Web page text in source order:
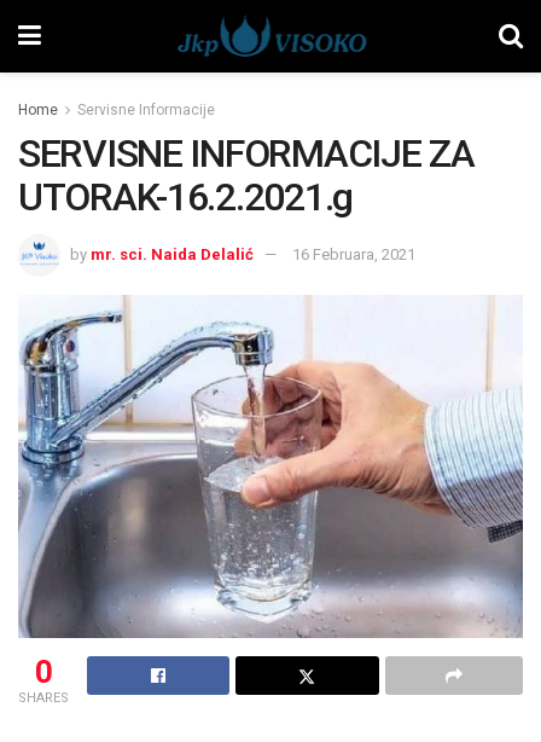
Home Servisne Informacije
SERVISNE INFORMACIJE ZA
UTORAK-16.2.2021.g
by mr. sci. Naida Delalić 16 Februara, 2021
0
SHARES